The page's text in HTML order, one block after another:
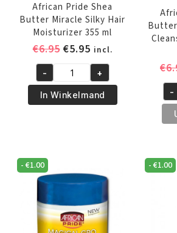
African Pride Shea
Butter Miracle Silky Hair
Moisturizer 355 ml
€6.95 Oorspronkelijke
was:
€6.95.
€5.95Huidige
prijs
is:
€5.95.
incl.
African
Pride
Shea
Hair
Moisturizer
355
ml
aantal
- +
In Winkelmand
Butter
€
Co-
-
-€1.00 -€1.00